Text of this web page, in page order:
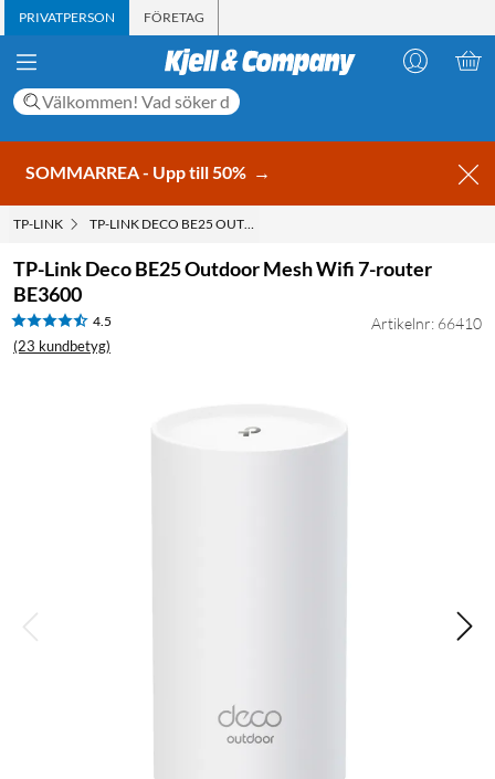
PRIVATPERSON FÖRETAG
SOMMARREA - Upp till 50% →
TP-LINK TP-LINK DECO BE25 OUTDOOR MESH WIFI 7-ROUTER BE3600
TP-Link Deco BE25 Outdoor Mesh Wifi 7-router
BE3600
4.5
(23 kundbetyg)
Artikelnr: 66410